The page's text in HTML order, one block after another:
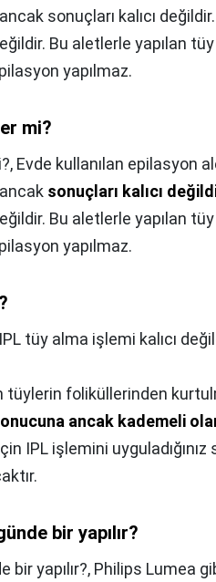
sonuçları kalıcı
Bu aletlerle yapılan
yapılmaz.
mi?
Evde kullanılan epilasyon
sonuçları kalıcı
Bu aletlerle yapılan
yapılmaz.
tüy alma işlemi kalıcı
foliküllerinden
ancak kademeli
IPL işlemini
bir yapılır?
bir yapılır?, Philips Lumea